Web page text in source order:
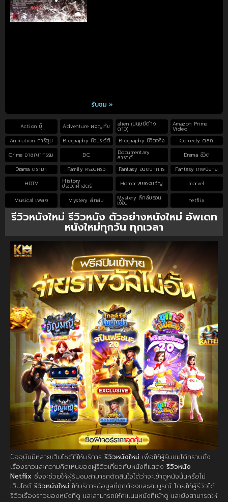
รับชม »
Action บู๊ Adventure ผจญภัย alien (มนุษย์ต่าง
ดาว)
Amazon Prime
Video
Animation การ์ตูน
Biography ชีวประวัติ Biography ชีวิตจริง
Comedy ตลก
Crime อาชญากรรม
DC Documentary
สารคดี
Drama ชีวิต
Drama ดราม่า
Family ครอบครัว Fantasy จินตนาการ
Fantasy เทพนิยาย
HDTV
History
ประวัติศาสตร์ Horror สยองขวัญ marvel
Musical เพลง Mystery ลึกลับ Mystery ลึกลับซ่อน
เงื่อน netflix
รีวิวหนังใหม่ รีวิวหนัง ตัวอย่างหนังใหม่ อัพเดท
หนังใหม่ทุกวัน ทุกเวลา
ปัจจุบันมีหลายเว็บไซต์ที่ให้บริการ รีวิวหนังใหม่ เพื่อให้ผู้รับชมได้ทราบถึง
เรื่องราวและความคิดเห็นของผู้รีวิวเกี่ยวกับหนังที่แสดง รีวิวหนัง
Netflix ซึ่งจะช่วยให้ผู้รับชมสามารถตัดสินใจได้ว่าจะเข้าดูหนังนั้นหรือไม่
เว็บไซต์ รีวิวหนังใหม่ ให้บริการข้อมูลที่ถูกต้องและสมบูรณ์ โดยให้ผู้รีวิวได้
รีวิวเรื่องราวของหนังที่ดู และสามารถให้คะแนนหนังที่เข้าดู และยังสามารถให้